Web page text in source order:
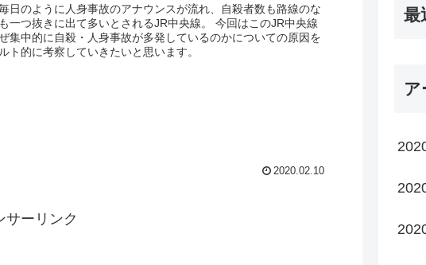
日のように人身事故のアナウンスが流れ、自殺者数も路線のな
一つ抜きに出て多いとされるJR中央線。 今回はこのJR中央線
集中的に自殺・人身事故が多発しているのかについての原因を
ト的に考察していきたいと思います。
2020.02.10
サーリンク
最
ア